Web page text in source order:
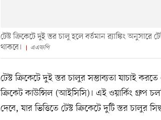
টেস্ট ক্রিকেটে দুই স্তর চালু হলে বর্তমান র‍্যাঙ্কিং অনুসারে
থাকবে।
এএফপি
টেস্ট ক্রিকেটে দুই স্তর চালুর সম্ভাব্যতা যাচাই
ক্রিকেট কাউন্সিল (আইসিসি)। এই ওয়ার্কিং গ্রুপ
দেবে, যার ভিত্তিতে টেস্ট ক্রিকেটে দুটি স্তর চালুর